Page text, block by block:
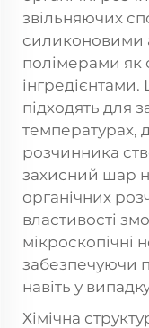
звільняючих
силиконовими
полімерами як
інгредієнтами.
підходять для
температурах,
розчинника
захисний шар
органічних
властивості
мікроскопічні
забезпечуючи
навіть у
Хімічна